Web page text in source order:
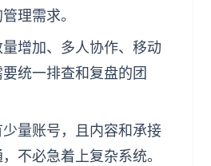
理需求。
增加、多人协作、移动
统一排查和复盘的团
量账号，且内容和承接
不必急着上复杂系统。